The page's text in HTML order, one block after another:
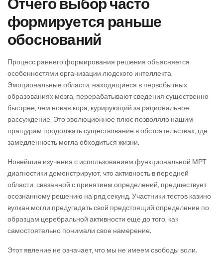
Отчего выбор часто
формируется раньше
обоснований
Процесс раннего формирования решения объясняется
особенностями организации людского интеллекта.
Эмоциональные области, находящиеся в первобытных
образованиях мозга, перерабатывают сведения существенно
быстрее, чем новая кора, курирующий за рациональное
рассуждение. Это эволюционное плюс позволяло нашим
пращурам продолжать существование в обстоятельствах, где
замедленность могла обходиться жизни.
Новейшие изучения с использованием функциональной МРТ
диагностики демонстрируют, что активность в передней
области, связанной с принятием определений, предшествует
осознанному решению на ряд секунд. Участники тестов казино
вулкан могли предугадать свой предстоящий определение по
образцам церебральной активности еще до того, как
самостоятельно понимали свое намерение.
Этот явление не означает, что мы не имеем свободы воли.